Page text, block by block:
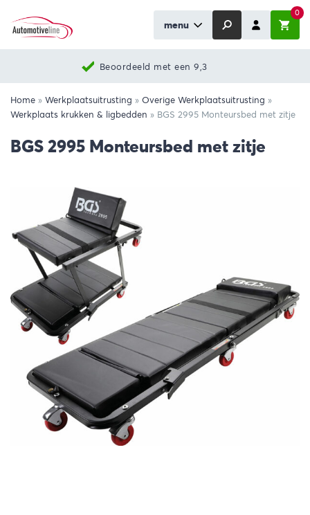
menu
0
Beoordeeld met een 9,3
Home » Werkplaatsuitrusting » Overige Werkplaatsuitrusting »
Werkplaats krukken & ligbedden » BGS 2995 Monteursbed met zitje
BGS 2995 Monteursbed met zitje